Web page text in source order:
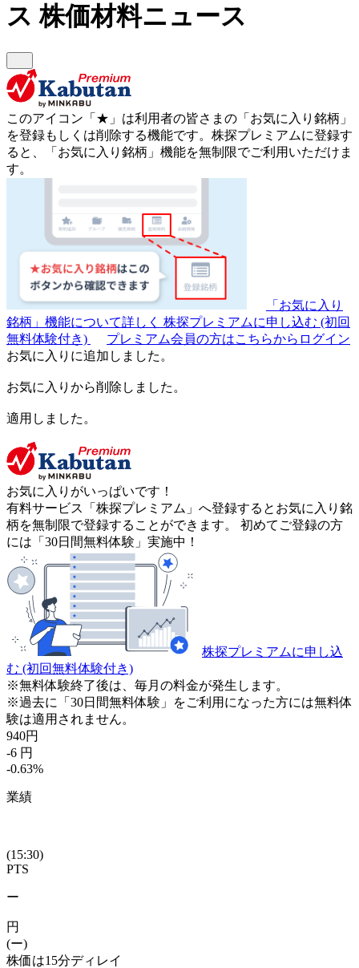
ス株価材料ニュース
このアイコン 「★」 は利用者の皆さまの 「お気に入り銘柄」
を登録もしくは削除する機能です。 株探プレミアムに登録す
ると、「お気に入り銘柄」機能を無制限でご利用いただけま
す。
「お気に入り
銘柄」機能について詳しく 株探プレミアムに申し込む (初回
無料体験付き)
プレミアム会員の方はこちらからログイン
お気に入りに追加しました。
お気に入りから削除しました。
適用しました。
お気に入りがいっぱいです！
有料サービス「株探プレミアム」へ登録するとお気に入り銘
柄を無制限で登録することができます。 初めてご登録の方
には「30日間無料体験」実施中！
株探プレミアムに申し込
む (初回無料体験付き)
※無料体験終了後は、毎月の料金が発生します。
※過去に「30日間無料体験」をご利用になった方には無料体
験は適用されません。
940円
-6 円
-0.63%
業績
(15:30)
PTS
ー
円
(ー)
株価は15分ディレイ